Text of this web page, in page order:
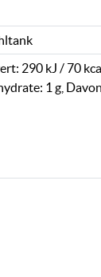
290 kJ / 70
1 g,